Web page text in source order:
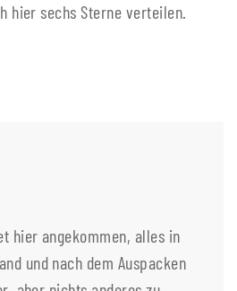
hier sechs Sterne verteilen.
hier angekommen, alles in
und nach dem Auspacken